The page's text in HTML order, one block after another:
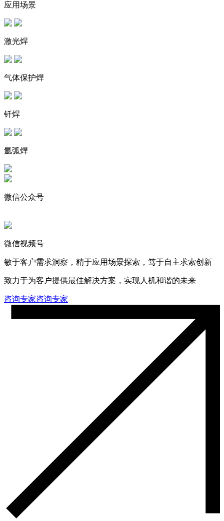
应用场景
激光焊
气体保护焊
钎焊
氩弧焊
微信公众号
微信视频号
敏于客户需求洞察，精于应用场景探索，笃于自主求索创新
致力于为客户提供最佳解决方案，实现人机和谐的未来
咨询专家咨询专家